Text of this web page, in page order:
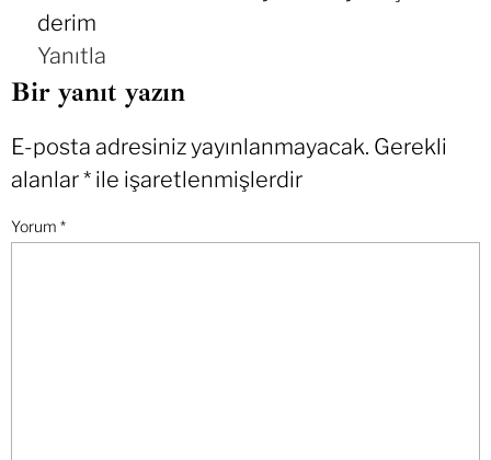
derim
Yanıtla
Bir yanıt yazın
E-posta adresiniz yayınlanmayacak. Gerekli
alanlar* ile işaretlenmişlerdir
Yorum *